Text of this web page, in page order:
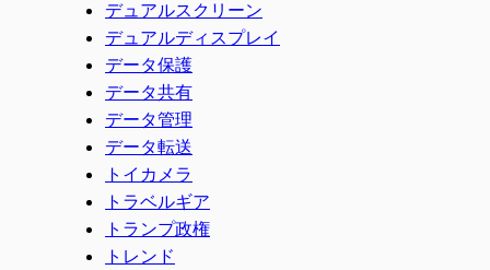
デュアルスクリーン
デュアルディスプレイ
データ保護
データ共有
データ管理
データ転送
トイカメラ
トラベルギア
トランプ政権
トレンド